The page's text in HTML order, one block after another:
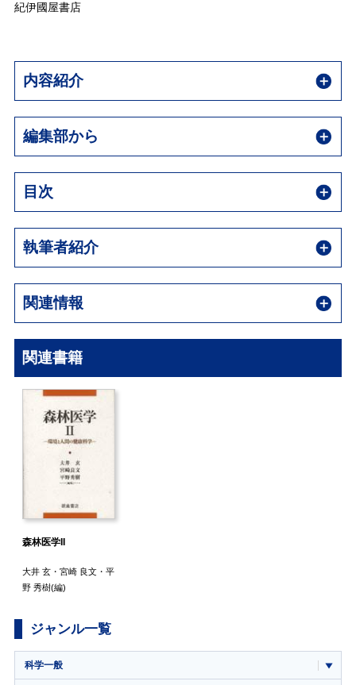
紀伊國屋書店
内容紹介
編集部から
目次
執筆者紹介
関連情報
関連書籍
森林医学II
大井 玄・ 宮崎 良文・ 平
野 秀樹(編)
ジャンル一覧
科学一般